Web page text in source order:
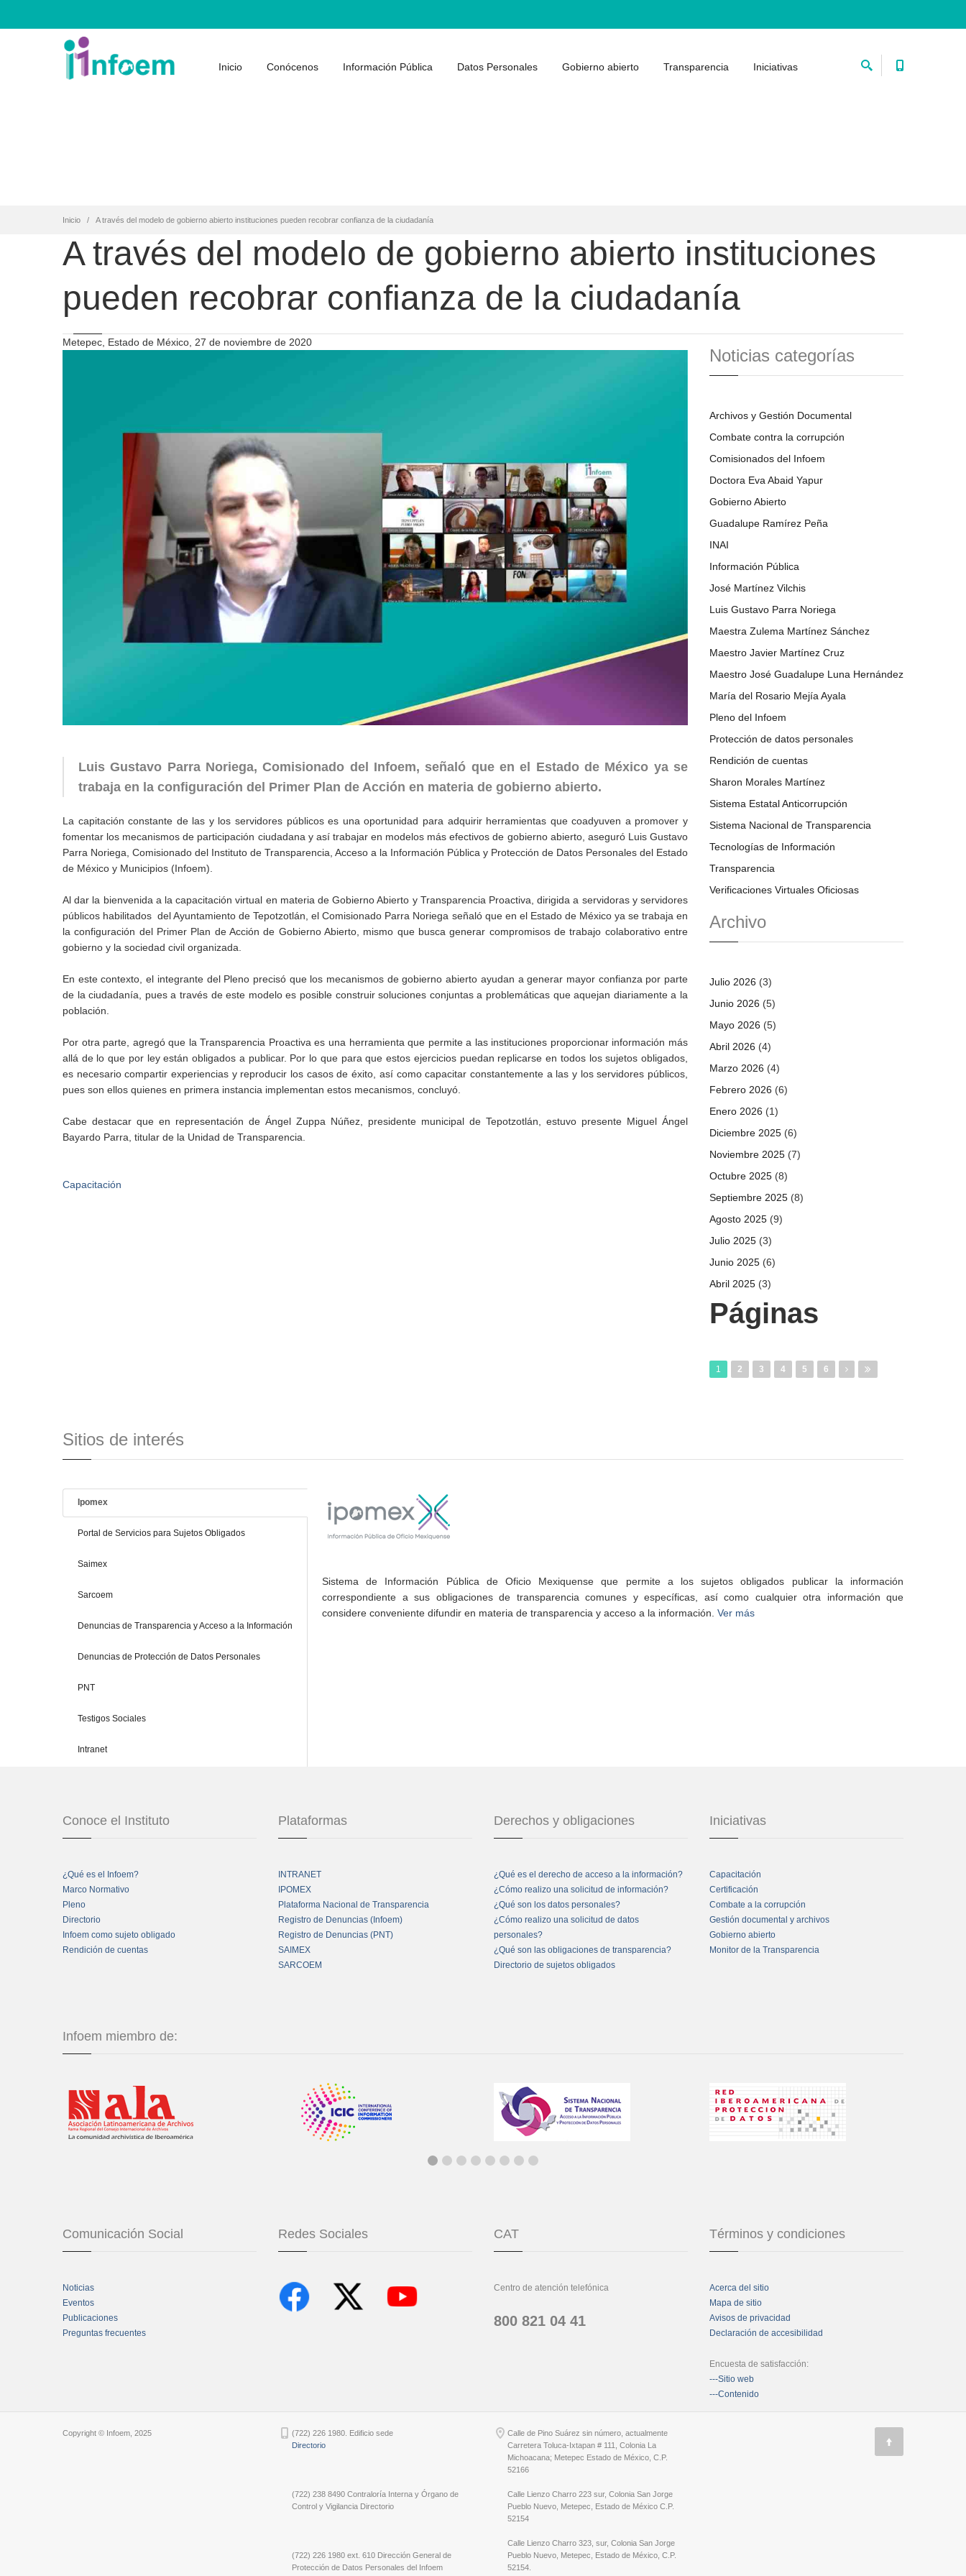
Inicio Conócenos Información Pública Datos Personales Gobierno abierto Transparencia Iniciativas
Inicio A través del modelo de gobierno abierto instituciones pueden recobrar confianza de la ciudadanía
A través del modelo de gobierno abierto instituciones
pueden recobrar confianza de la ciudadanía
Metepec, Estado de México, 27 de noviembre de 2020
Luis Gustavo Parra Noriega, Comisionado del Infoem, señaló que en el Estado de México ya se
trabaja en la configuración del Primer Plan de Acción en materia de gobierno abierto.
La capitación constante de las y los servidores públicos es una oportunidad para adquirir herramientas que coadyuven a promover y
fomentar los mecanismos de participación ciudadana y así trabajar en modelos más efectivos de gobierno abierto, aseguró Luis Gustavo
Parra Noriega, Comisionado del Instituto de Transparencia, Acceso a la Información Pública y Protección de Datos Personales del Estado
de México y Municipios (Infoem).
Al dar la bienvenida a la capacitación virtual en materia de Gobierno Abierto y Transparencia Proactiva, dirigida a servidoras y servidores
públicos habilitados del Ayuntamiento de Tepotzotlán, el Comisionado Parra Noriega señaló que en el Estado de México ya se trabaja en
la configuración del Primer Plan de Acción de Gobierno Abierto, mismo que busca generar compromisos de trabajo colaborativo entre
gobierno y la sociedad civil organizada.
En este contexto, el integrante del Pleno precisó que los mecanismos de gobierno abierto ayudan a generar mayor confianza por parte
de la ciudadanía, pues a través de este modelo es posible construir soluciones conjuntas a problemáticas que aquejan diariamente a la
población.
Por otra parte, agregó que la Transparencia Proactiva es una herramienta que permite a las instituciones proporcionar información más
allá de lo que por ley están obligados a publicar. Por lo que para que estos ejercicios puedan replicarse en todos los sujetos obligados,
es necesario compartir experiencias y reproducir los casos de éxito, así como capacitar constantemente a las y los servidores públicos,
pues son ellos quienes en primera instancia implementan estos mecanismos, concluyó.
Cabe destacar que en representación de Ángel Zuppa Núñez, presidente municipal de Tepotzotlán, estuvo presente Miguel Ángel
Bayardo Parra, titular de la Unidad de Transparencia.
Capacitación
Noticias categorías
Archivos y Gestión Documental
Combate contra la corrupción
Comisionados del Infoem
Doctora Eva Abaid Yapur
Gobierno Abierto
Guadalupe Ramírez Peña
INAI
Información Pública
José Martínez Vilchis
Luis Gustavo Parra Noriega
Maestra Zulema Martínez Sánchez
Maestro Javier Martínez Cruz
Maestro José Guadalupe Luna Hernández
María del Rosario Mejía Ayala
Pleno del Infoem
Protección de datos personales
Rendición de cuentas
Sharon Morales Martínez
Sistema Estatal Anticorrupción
Sistema Nacional de Transparencia
Tecnologías de Información
Transparencia
Verificaciones Virtuales Oficiosas
Archivo
Julio 2026 (3)
Junio 2026 (5)
Mayo 2026 (5)
Abril 2026 (4)
Marzo 2026 (4)
Febrero 2026 (6)
Enero 2026 (1)
Diciembre 2025 (6)
Noviembre 2025 (7)
Octubre 2025 (8)
Septiembre 2025 (8)
Agosto 2025 (9)
Julio 2025 (3)
Junio 2025 (6)
Abril 2025 (3)
Páginas
1 2 3 4 5 6
Sitios de interés
Ipomex
Portal de Servicios para Sujetos Obligados
Saimex
Sarcoem
Denuncias de Transparencia y Acceso a la Información
Denuncias de Protección de Datos Personales
PNT
Testigos Sociales
Intranet
Sistema de Información Pública de Oficio Mexiquense que permite a los sujetos obligados publicar la información
correspondiente a sus obligaciones de transparencia comunes y específicas, así como cualquier otra información que
considere conveniente difundir en materia de transparencia y acceso a la información. Ver más
Conoce el Instituto
¿Qué es el Infoem?
Marco Normativo
Pleno
Directorio
Infoem como sujeto obligado
Rendición de cuentas
Plataformas
INTRANET
IPOMEX
Plataforma Nacional de Transparencia
Registro de Denuncias (Infoem)
Registro de Denuncias (PNT)
SAIMEX
SARCOEM
Derechos y obligaciones
¿Qué es el derecho de acceso a la información?
¿Cómo realizo una solicitud de información?
¿Qué son los datos personales?
¿Cómo realizo una solicitud de datos
personales?
¿Qué son las obligaciones de transparencia?
Directorio de sujetos obligados
Iniciativas
Capacitación
Certificación
Combate a la corrupción
Gestión documental y archivos
Gobierno abierto
Monitor de la Transparencia
Infoem miembro de:
Comunicación Social
Noticias
Eventos
Publicaciones
Preguntas frecuentes
Redes Sociales CAT
Centro de atención telefónica
800 821 04 41
Términos y condiciones
Acerca del sitio
Mapa de sitio
Avisos de privacidad
Declaración de accesibilidad
Encuesta de satisfacción:
---Sitio web
---Contenido
Copyright © Infoem, 2025
(722) 226 1980. Edificio sede
Directorio
(722) 238 8490 Contraloría Interna y Órgano de
Control y Vigilancia Directorio
(722) 226 1980 ext. 610 Dirección General de
Protección de Datos Personales del Infoem
Calle de Pino Suárez sin número, actualmente
Carretera Toluca-Ixtapan # 111, Colonia La
Michoacana; Metepec Estado de México, C.P.
52166
Calle Lienzo Charro 223 sur, Colonia San Jorge
Pueblo Nuevo, Metepec, Estado de México C.P.
52154
Calle Lienzo Charro 323, sur, Colonia San Jorge
Pueblo Nuevo, Metepec, Estado de México, C.P.
52154.